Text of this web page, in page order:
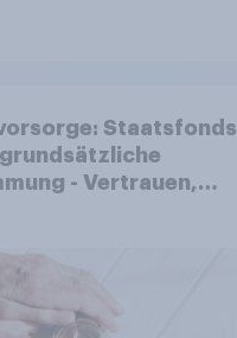
Staatsfonds
- Vertrauen,